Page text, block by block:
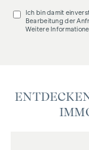
Ich bin damit
Bearbeitung der
Weitere